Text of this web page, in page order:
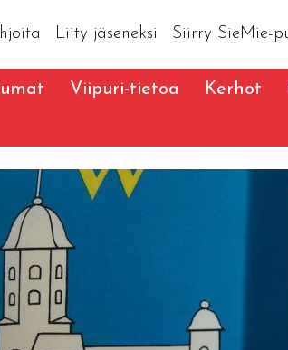
Liity jäseneksi Siirry SieMie-
Viipuri-tietoa Kerhot